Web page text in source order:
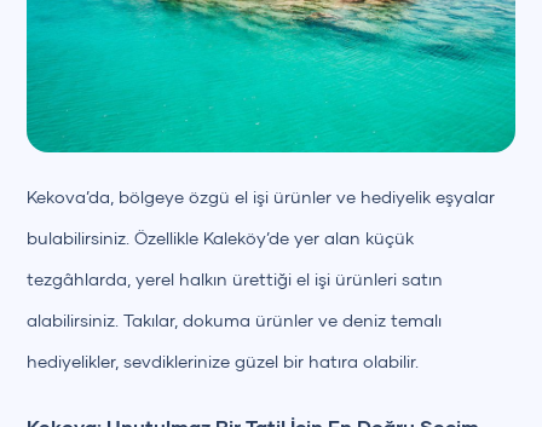
Kekova’da, bölgeye özgü el işi ürünler ve hediyelik eşyalar
bulabilirsiniz. Özellikle Kaleköy’de yer alan küçük
tezgâhlarda, yerel halkın ürettiği el işi ürünleri satın
alabilirsiniz. Takılar, dokuma ürünler ve deniz temalı
hediyelikler, sevdiklerinize güzel bir hatıra olabilir.